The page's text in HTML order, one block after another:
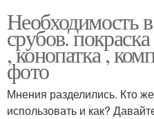
Необходимость
срубов.
, конопатка ,
фото
Мнения разделились. Кто
использовать и как?